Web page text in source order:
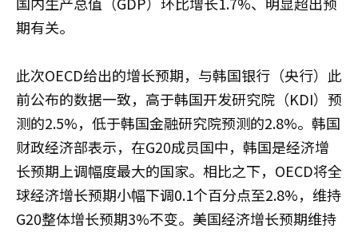
期有关。
此次OECD给出的增长预期，与韩国银行（央行）此
前公布的数据一致，高于韩国开发研究院（KDI）预
测的2.5%，低于韩国金融研究院预测的2.8%。韩国
财政经济部表示，在G20成员国中，韩国是经济增
长预期上调幅度最大的国家。相比之下，OECD将全
球经济增长预期小幅下调0.1个百分点至2.8%，维持
G20整体增长预期3%不变。美国经济增长预期维持